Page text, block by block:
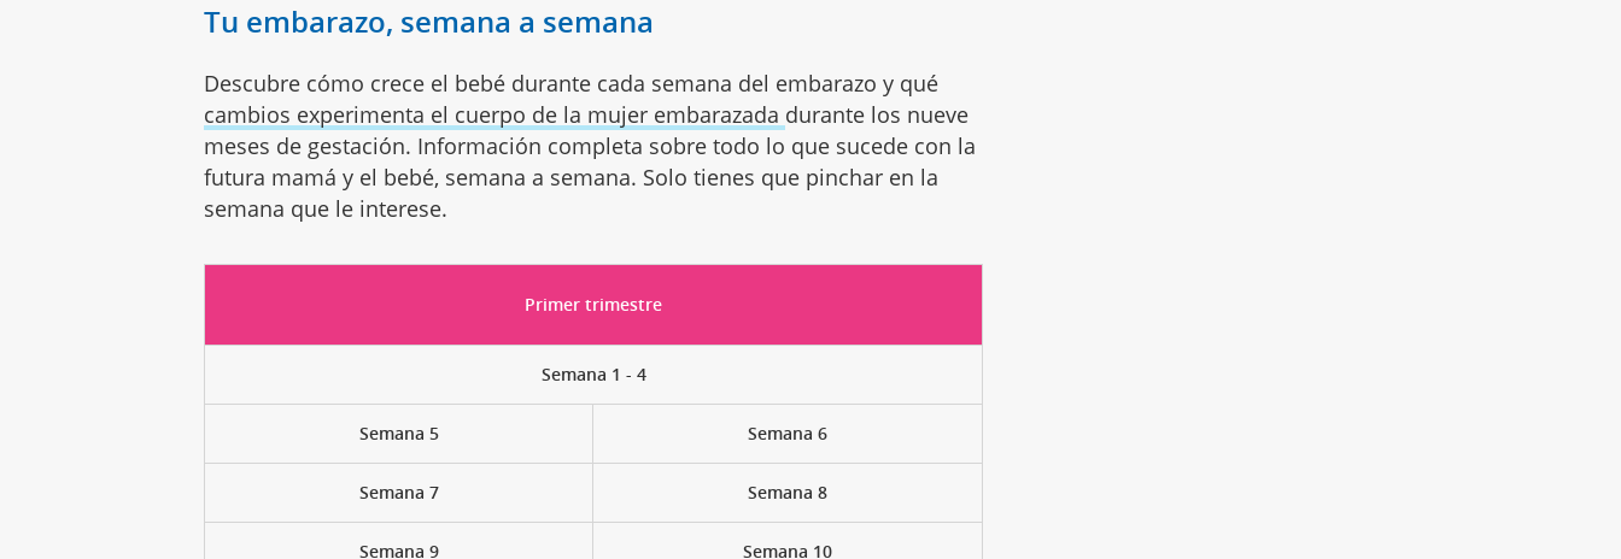
Tu embarazo, semana a semana
Descubre cómo crece el bebé durante cada semana del embarazo y qué
cambios experimenta el cuerpo de la mujer embarazada durante los nueve
meses de gestación. Información completa sobre todo lo que sucede con la
futura mamá y el bebé, semana a semana. Solo tienes que pinchar en la
semana que le interese.
Primer trimestre
Semana 1 - 4
Semana 5 Semana 6
Semana 7 Semana 8
Semana 9 Semana 10